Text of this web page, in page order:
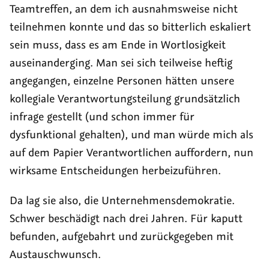
Teamtreffen, an dem ich ausnahmsweise nicht
teilnehmen konnte und das so bitterlich eskaliert
sein muss, dass es am Ende in Wortlosigkeit
auseinanderging. Man sei sich teilweise heftig
angegangen, einzelne Personen hätten unsere
kollegiale Verantwortungsteilung grundsätzlich
infrage gestellt (und schon immer für
dysfunktional gehalten), und man würde mich als
auf dem Papier Verantwortlichen auffordern, nun
wirksame Entscheidungen herbeizuführen.
Da lag sie also, die Unternehmensdemokratie.
Schwer beschädigt nach drei Jahren. Für kaputt
befunden, aufgebahrt und zurückgegeben mit
Austauschwunsch.